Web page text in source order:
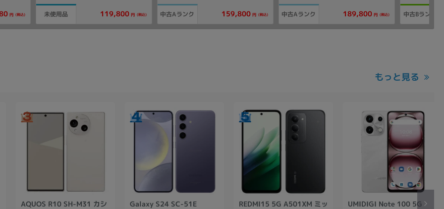
円 (税込) 未使用品 119,800 円 (税込) 中古Aランク 159,800 円 (税込) 中古Aランク 189,800 円 (税込) 中古Bランク
もっと見る
AQUOS R10 SH-M31 カシ Galaxy S24 SC-51E REDMI15 5G A501XM ミッ UMIDIGI Note 100 5G